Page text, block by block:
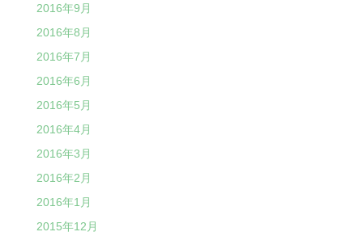
2016年9月
2016年8月
2016年7月
2016年6月
2016年5月
2016年4月
2016年3月
2016年2月
2016年1月
2015年12月